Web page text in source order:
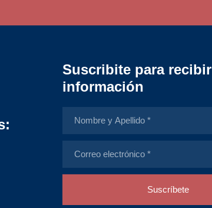
Suscribite para recibir
información
Suscríbete